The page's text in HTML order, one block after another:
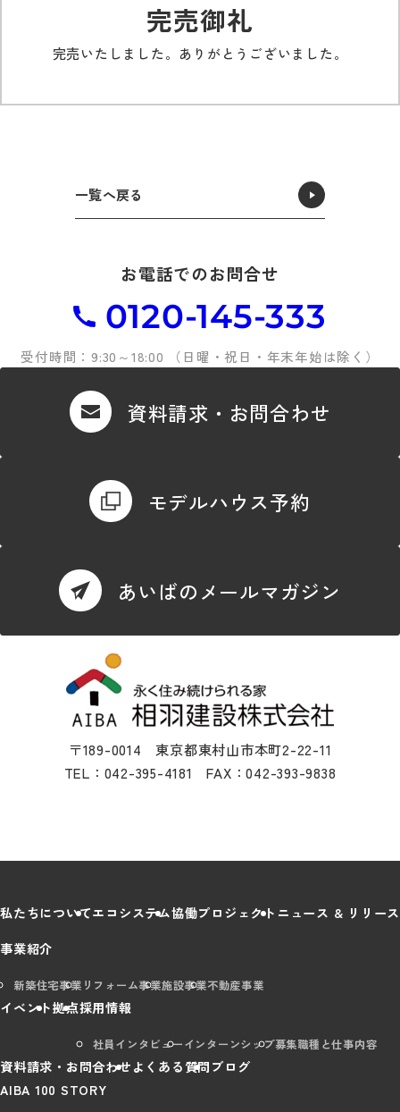
完売御礼
完売いたしました。ありがとうございました。
一覧へ戻る
お電話でのお問合せ
0120-145-333
受付時間：9:30～18:00 （日曜・祝日・年末年始は除く）
資料請求・お問合わせ
モデルハウス予約
あいばのメールマガジン
〒189-0014 東京都東村山市本町2-22-11
TEL：042-395-4181 FAX：042-393-9838
私たちについてエコシステム協働プロジェクト ニュース & リリース
事業紹介
新築住宅事業 リフォーム事業施設事業不動産事業
イベント拠点採用情報
社員インタビューインターンシップ募集職種と仕事内容
資料請求・お問合わせ よくある質問 ブログ
AIBA 100 STORY